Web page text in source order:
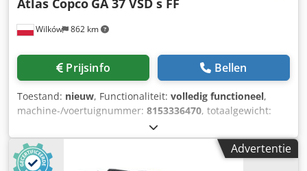
Wilków 862 km
Atlas Copco GA 37 VSD s FF
Prijsinfo Bellen
Toestand: nieuw, Functionaliteit: volledig functioneel,
machine-/voertuignummer: 8153336470, totaalgewicht:
399 m³/u
(max.):13 bar, geluidsniveau:67 dB, type koeling:lucht,
Uitrusting:
Typeplaat beschikbaar, documentatie /
handleiding, koeldroger, Wij zijn een bedrijf dat zich al
Advertentie